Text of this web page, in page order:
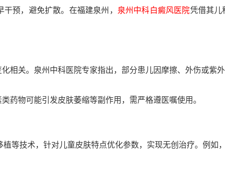
预，避免扩散。在福建泉州， 泉州中科白癜风医院凭借其儿
关。泉州中科医院专家指出，部分患儿因摩擦、外伤或紫外
物可能引发皮肤萎缩等副作用，需严格遵医嘱使用。
技术，针对儿童皮肤特点优化参数，实现无创治疗。例如